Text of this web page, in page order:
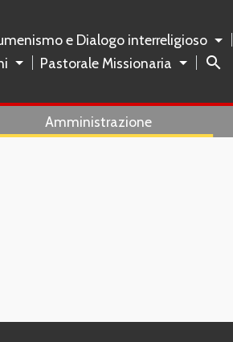
e Dialogo interreligioso
Pastorale Missionaria search
Amministrazione